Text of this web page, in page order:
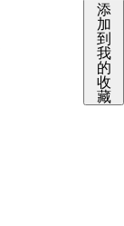
添
加
到
我
的
收
藏